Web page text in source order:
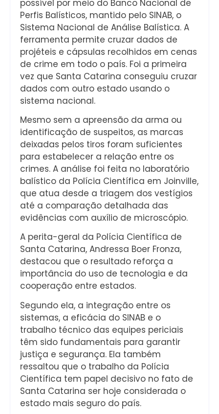
possível por meio do Banco Nacional de
Perfis Balísticos, mantido pelo SINAB, o
Sistema Nacional de Análise Balística. A
ferramenta permite cruzar dados de
projéteis e cápsulas recolhidos em cenas
de crime em todo o país. Foi a primeira
vez que Santa Catarina conseguiu cruzar
dados com outro estado usando o
sistema nacional.
Mesmo sem a apreensão da arma ou
identificação de suspeitos, as marcas
deixadas pelos tiros foram suficientes
para estabelecer a relação entre os
crimes. A análise foi feita no laboratório
balístico da Polícia Científica em Joinville,
que atua desde a triagem dos vestígios
até a comparação detalhada das
evidências com auxílio de microscópio.
A perita-geral da Polícia Científica de
Santa Catarina, Andressa Boer Fronza,
destacou que o resultado reforça a
importância do uso de tecnologia e da
cooperação entre estados.
Segundo ela, a integração entre os
sistemas, a eficácia do SINAB e o
trabalho técnico das equipes periciais
têm sido fundamentais para garantir
justiça e segurança. Ela também
ressaltou que o trabalho da Polícia
Científica tem papel decisivo no fato de
Santa Catarina ser hoje considerada o
estado mais seguro do país.